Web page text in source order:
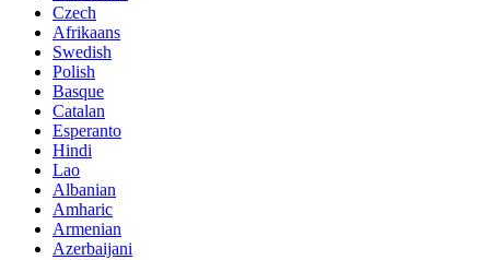
Czech
Afrikaans
Swedish
Polish
Basque
Catalan
Esperanto
Hindi
Lao
Albanian
Amharic
Armenian
Azerbaijani